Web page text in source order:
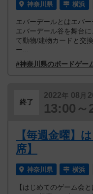
神奈川県 横浜
エバーデールとはエバ
エバーデール谷を舞台
て動物/建物カードと交
ー...
#神奈川県のボードゲー
終了
2022年 08 月
13:00～
【毎週金曜】
席】
神奈川県 横浜
【はじめてのゲーム会